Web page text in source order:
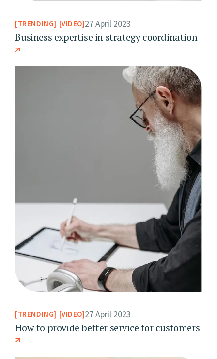
TRENDING VIDEO 27 April 2023
Business expertise in strategy coordination
TRENDING VIDEO 27 April 2023
How to provide better service for customers